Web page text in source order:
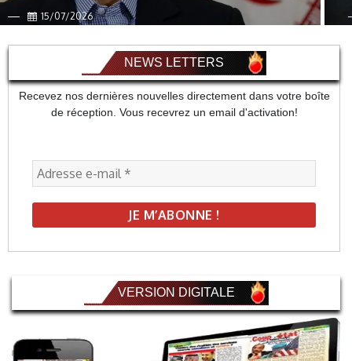
15/07/2026
NEWS LETTERS
Recevez nos dernières nouvelles directement dans votre boîte
de réception. Vous recevrez un email d'activation!
VERSION DIGITALE